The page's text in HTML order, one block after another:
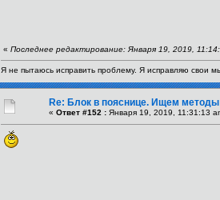
« Последнее редактирование: Января 19, 2019,
Я не пытаюсь исправить проблему. Я исправляю свои
Re: Блок в пояснице. Ищем методы
« Ответ #152 : Января 19, 2019, 11:31:13